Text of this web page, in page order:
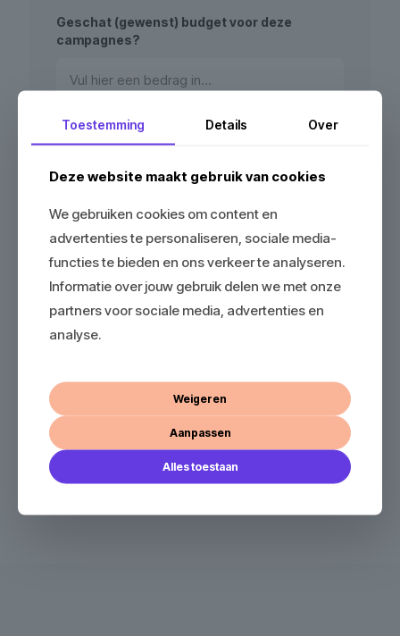
Geschat (gewenst) budget voor deze
campagnes?
Wil je nog wat kwijt? Specifieke wensen?
(optioneel)
Toestemming Details Over
Deze website maakt gebruik van cookies
We gebruiken cookies om content en
advertenties te personaliseren, sociale media-
functies te bieden en ons verkeer te analyseren.
Informatie over jouw gebruik delen we met onze
partners voor sociale media, advertenties en
analyse.
Weigeren
Aanpassen
Alles toestaan